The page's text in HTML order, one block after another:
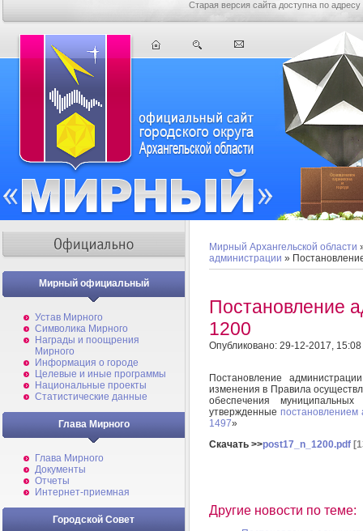
Старая версия сайта доступна по адресу
Мирный официальный
Устав Мирного
Символика Мирного
Награды и поощрения
Мирного
Информация о городе
Целевые и иные программы
Национальные проекты
Статистические данные
Глава Мирного
Глава Мирного
Документы
Отчеты
Интернет-приемная
Городской Совет
Мирный Архангельской области
администрации »
Постановление
1200
Опубликовано: 29-12-2017, 15:08
Постановление
изменения в Правила
обеспечения
утвержденные постановлением
1497»
Скачать >>post17_n_1200.pdf
Другие новости по теме: